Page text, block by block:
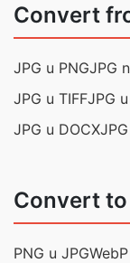
Convert
JPG u PNGJPG
JPG u TIFFJPG
JPG u DOCX
Convert to
PNG u JPG